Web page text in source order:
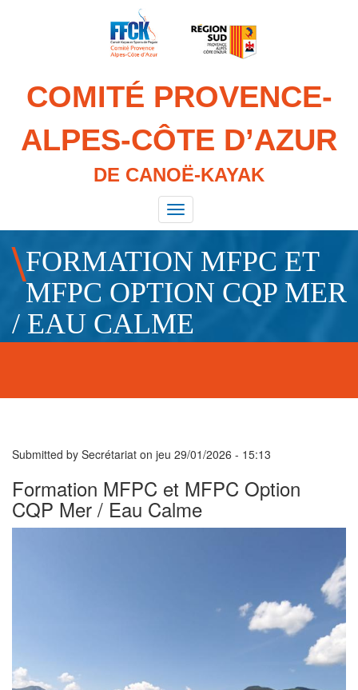
COMITÉ PROVENCE-
ALPES-CÔTE D’AZUR
DE CANOË-KAYAK
Toggle
navigation
FORMATION MFPC ET
MFPC OPTION CQP MER
/ EAU CALME
Submitted by Secrétariat on jeu 29/01/2026 - 15:13
Formation MFPC et MFPC Option
CQP Mer / Eau Calme